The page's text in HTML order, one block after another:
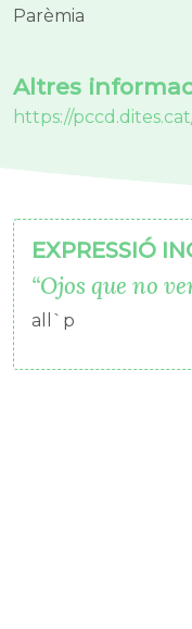
Parèmia
Altres
https://
EXPRESSIÓ
Ojos que no
all`p